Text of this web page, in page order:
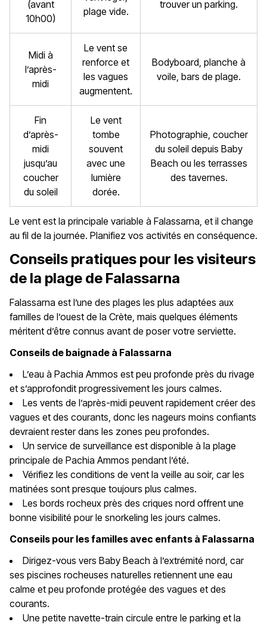
(avant
10h00)
plage vide.
trouver un parking.
Midi à
l’après-
midi
Le vent se
renforce et
les vagues
augmentent.
Bodyboard, planche à
voile, bars de plage.
Fin
d’après-
midi
jusqu’au
coucher
du soleil
Le vent
tombe
souvent
avec une
lumière
dorée.
Photographie, coucher
du soleil depuis Baby
Beach ou les terrasses
des tavernes.
Le vent est la principale variable à Falassarna, et il change
au fil de la journée. Planifiez vos activités en conséquence.
Conseils pratiques pour les visiteurs
de la plage de Falassarna
Falassarna est l’une des plages les plus adaptées aux
familles de l’ouest de la Crète, mais quelques éléments
méritent d’être connus avant de poser votre serviette.
Conseils de baignade à Falassarna
L’eau à Pachia Ammos est peu profonde près du rivage
et s’approfondit progressivement les jours calmes.
Les vents de l’après-midi peuvent rapidement créer des
vagues et des courants, donc les nageurs moins confiants
devraient rester dans les zones peu profondes.
Un service de surveillance est disponible à la plage
principale de Pachia Ammos pendant l’été.
Vérifiez les conditions de vent la veille au soir, car les
matinées sont presque toujours plus calmes.
Les bords rocheux près des criques nord offrent une
bonne visibilité pour le snorkeling les jours calmes.
Conseils pour les familles avec enfants à Falassarna
Dirigez-vous vers Baby Beach à l’extrémité nord, car
ses piscines rocheuses naturelles retiennent une eau
calme et peu profonde protégée des vagues et des
courants.
Une petite navette-train circule entre le parking et la